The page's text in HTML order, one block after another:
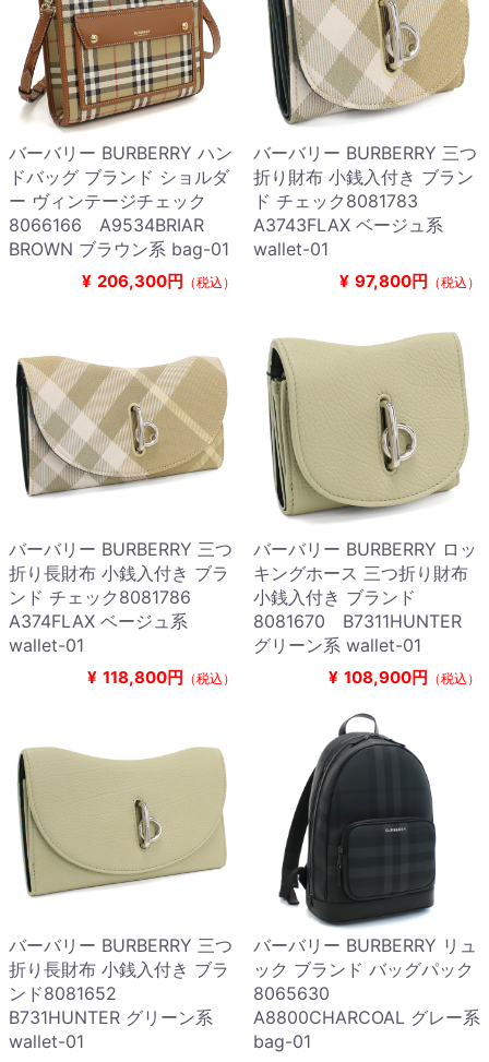
バーバリー BURBERRY ハン
ドバッグ ブランド ショルダ
ー ヴィンテージチェック
8066166 A9534BRIAR
BROWN ブラウン系 bag-01
¥ 206,300円 （税込）
バーバリー BURBERRY 三つ
折り財布 小銭入付き ブラン
ド チェック8081783
A3743FLAX ベージュ系
wallet-01
¥ 97,800円 （税込）
バーバリー BURBERRY 三つ
折り長財布 小銭入付き ブラ
ンド チェック8081786
A374FLAX ベージュ系
wallet-01
¥ 118,800円 （税込）
バーバリー BURBERRY ロッ
キングホース 三つ折り財布
小銭入付き ブランド
8081670 B7311HUNTER
グリーン系 wallet-01
¥ 108,900円 （税込）
バーバリー BURBERRY 三つ
折り長財布 小銭入付き ブラ
ンド8081652
B731HUNTER グリーン系
wallet-01
バーバリー BURBERRY リュ
ック ブランド バッグパック
8065630
A8800CHARCOAL グレー系
bag-01